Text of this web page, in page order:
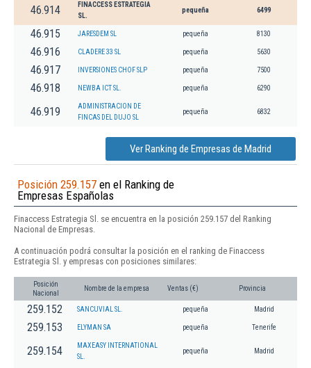
46.914
FINACCESS ESTRATEGIA
SL.
pequeña 6499
46.915 JARESDEM SL pequeña 8130
46.916 CLADERE 33 SL pequeña 5630
46.917 INVERSIONES CHOF SLP pequeña 7500
46.918 NEWBA ICT SL. pequeña 6290
46.919
ADMINISTRACION DE
FINCAS DEL DUJO SL
pequeña 6832
Ver Ranking de Empresas de Madrid
Posición 259.157 en el Ranking de
Empresas Españolas
Finaccess Estrategia Sl. se encuentra en la posición 259.157 del Ranking
Nacional de Empresas.
A continuación podrá consultar la posición en el ranking de Finaccess
Estrategia Sl. y empresas con posiciones similares:
Posición
Nacional
Nombre de la empresa Ventas (€) Provincia
259.152 SANCUVIAL SL. pequeña Madrid
259.153 ELYMAN SA pequeña Tenerife
259.154
MAXEASY INTERNATIONAL
SL.
pequeña Madrid